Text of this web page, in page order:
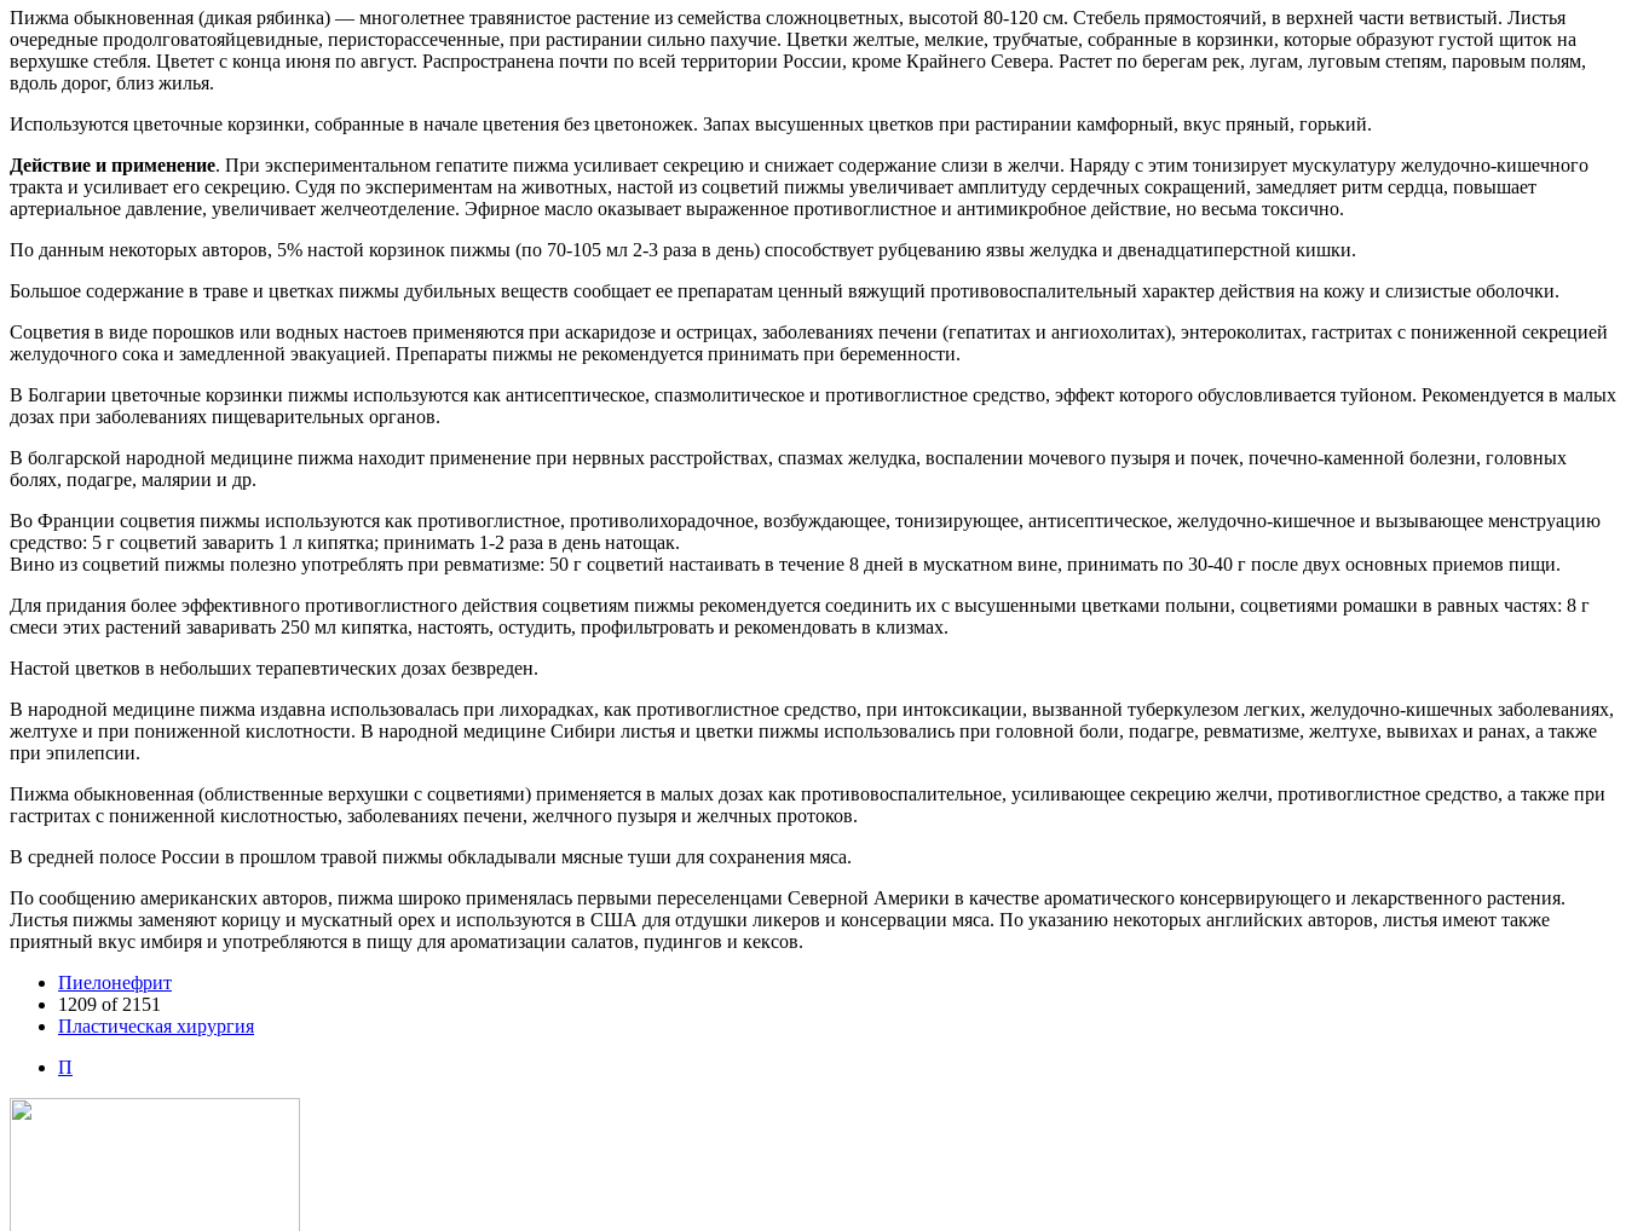
Пижма обыкновенная (дикая рябинка) — многолетнее травянистое растение из семейства сложноцветных, высотой 80-120 см. Стебель прямостоячий, в верхней части ветвистый. Листья
очередные продолговатояйцевидные, перисторассеченные, при растирании сильно пахучие. Цветки желтые, мелкие, трубчатые, собранные в корзинки, которые образуют густой щиток на
верхушке стебля. Цветет с конца июня по август. Распространена почти по всей территории России, кроме Крайнего Севера. Растет по берегам рек, лугам, луговым степям, паровым полям,
вдоль дорог, близ жилья.
Используются цветочные корзинки, собранные в начале цветения без цветоножек. Запах высушенных цветков при растирании камфорный, вкус пряный, горький.
Действие и применение. При экспериментальном гепатите пижма усиливает секрецию и снижает содержание слизи в желчи. Наряду с этим тонизирует мускулатуру желудочно-кишечного
тракта и усиливает его секрецию. Судя по экспериментам на животных, настой из соцветий пижмы увеличивает амплитуду сердечных сокращений, замедляет ритм сердца, повышает
артериальное давление, увеличивает желчеотделение. Эфирное масло оказывает выраженное противоглистное и антимикробное действие, но весьма токсично.
По данным некоторых авторов, 5% настой корзинок пижмы (по 70-105 мл 2-3 раза в день) способствует рубцеванию язвы желудка и двенадцатиперстной кишки.
Большое содержание в траве и цветках пижмы дубильных веществ сообщает ее препаратам ценный вяжущий противовоспалительный характер действия на кожу и слизистые оболочки.
Соцветия в виде порошков или водных настоев применяются при аскаридозе и острицах, заболеваниях печени (гепатитах и ангиохолитах), энтероколитах, гастритах с пониженной секрецией
желудочного сока и замедленной эвакуацией. Препараты пижмы не рекомендуется принимать при беременности.
В Болгарии цветочные корзинки пижмы используются как антисептическое, спазмолитическое и противоглистное средство, эффект которого обусловливается туйоном. Рекомендуется в малых
дозах при заболеваниях пищеварительных органов.
В болгарской народной медицине пижма находит применение при нервных расстройствах, спазмах желудка, воспалении мочевого пузыря и почек, почечно-каменной болезни, головных
болях, подагре, малярии и др.
Во Франции соцветия пижмы используются как противоглистное, противолихорадочное, возбуждающее, тонизирующее, антисептическое, желудочно-кишечное и вызывающее менструацию
средство: 5 г соцветий заварить 1 л кипятка; принимать 1-2 раза в день натощак.
Вино из соцветий пижмы полезно употреблять при ревматизме: 50 г соцветий настаивать в течение 8 дней в мускатном вине, принимать по 30-40 г после двух основных приемов пищи.
Для придания более эффективного противоглистного действия соцветиям пижмы рекомендуется соединить их с высушенными цветками полыни, соцветиями ромашки в равных частях: 8 г
смеси этих растений заваривать 250 мл кипятка, настоять, остудить, профильтровать и рекомендовать в клизмах.
Настой цветков в небольших терапевтических дозах безвреден.
В народной медицине пижма издавна использовалась при лихорадках, как противоглистное средство, при интоксикации, вызванной туберкулезом легких, желудочно-кишечных заболеваниях,
желтухе и при пониженной кислотности. В народной медицине Сибири листья и цветки пижмы использовались при головной боли, подагре, ревматизме, желтухе, вывихах и ранах, а также
при эпилепсии.
Пижма обыкновенная (облиственные верхушки с соцветиями) применяется в малых дозах как противовоспалительное, усиливающее секрецию желчи, противоглистное средство, а также при
гастритах с пониженной кислотностью, заболеваниях печени, желчного пузыря и желчных протоков.
В средней полосе России в прошлом травой пижмы обкладывали мясные туши для сохранения мяса.
По сообщению американских авторов, пижма широко применялась первыми переселенцами Северной Америки в качестве ароматического консервирующего и лекарственного растения.
Листья пижмы заменяют корицу и мускатный орех и используются в США для отдушки ликеров и консервации мяса. По указанию некоторых английских авторов, листья имеют также
приятный вкус имбиря и употребляются в пищу для ароматизации салатов, пудингов и кексов.
Пиелонефрит
1209 of 2151
Пластическая хирургия
П